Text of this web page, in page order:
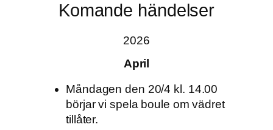
Komande händelser
2026
April
Måndagen den 20/4 kl. 14.00
börjar vi spela boule om vädret
tillåter.